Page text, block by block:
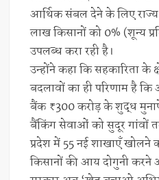
आर्थिक संबल देने के लिए राज्य
लाख किसानों को 0% (शून्य
उपलब्ध करा रही है।
उन्होंने कहा कि सहकारिता के
बदलावों का ही परिणाम है
बैंक ₹300 करोड़ के शुद्ध
बैंकिंग सेवाओं को सुदूर गांवों
प्रदेश में 55 नई शाखाएँ खोलने
किसानों की आय दोगुनी करने